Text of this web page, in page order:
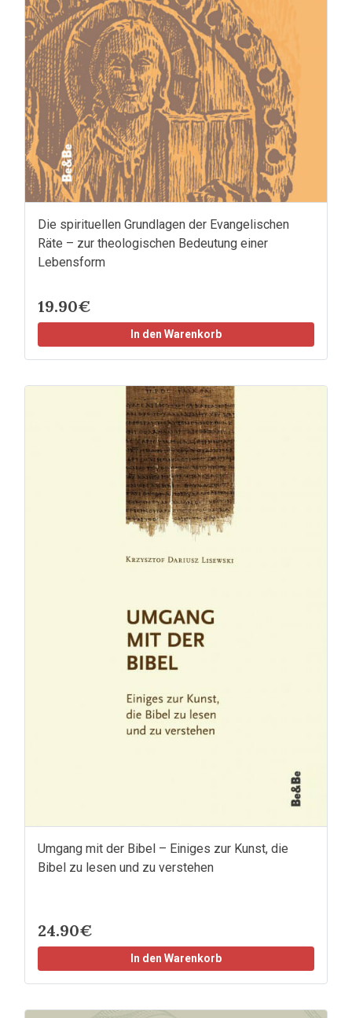
Die spirituellen Grundlagen der Evangelischen
Räte – zur theologischen Bedeutung einer
Lebensform
19.90€
In den Warenkorb
Umgang mit der Bibel – Einiges zur Kunst, die
Bibel zu lesen und zu verstehen
24.90€
In den Warenkorb